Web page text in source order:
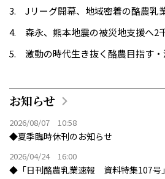
Jリーグ開幕、地域密着の酪農乳
森永、熊本地震の被災地支援へ2
激動の時代生き抜く酪農目指す
お知らせ
2026/08/07 10:58
◆夏季臨時休刊のお知らせ
2026/04/24 16:00
◆「日刊酪農乳業速報 資料特集107号